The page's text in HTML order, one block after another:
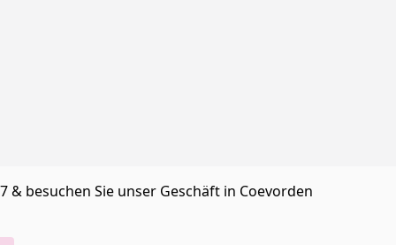
& besuchen Sie unser Geschäft in Coevorden